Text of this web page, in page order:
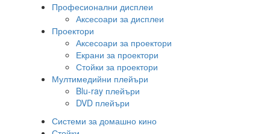
Професионални дисплеи
Аксесоари за дисплеи
Проектори
Аксесоари за проектори
Екрани за проектори
Стойки за проектори
Мултимедийни плейъри
Blu-ray плейъри
DVD плейъри
Системи за домашно кино